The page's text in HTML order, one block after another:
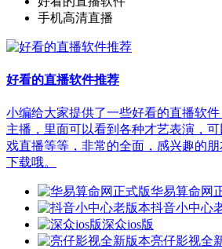
手机高清直播
好看的直播软件推荐
小编给大家提供了一些好看的直播软
主播，里面可以看到各种才艺表演，
戏直播等等，非常的全面，感兴趣的
下载哦。
华易算命网
抖音小中心
深众ios版
亮仔影视全